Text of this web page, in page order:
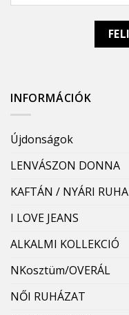
INFORMÁCIÓK
Újdonságok
LENVÁSZON DONNA
KAFTÁN / NYÁRI RUHA
I LOVE JEANS
ALKALMI KOLLEKCIÓ
NKosztüm/OVERÁL
NŐI RUHÁZAT